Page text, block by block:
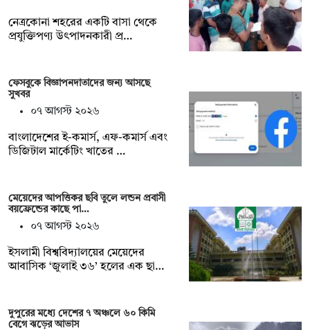
নেত্রকোনা শহরের একটি বাসা থেকে
প্রযুক্তিপণ্য উৎপাদনকারী প্র…
ফেসবুকে বিজ্ঞাপনদাতাদের জন্য আসছে
সুখবর
০৭ আগস্ট ২০২৬
বাংলাদেশের ই-কমার্স, এফ-কমার্স এবং
ডিজিটাল মার্কেটিং খাতের …
মেয়েদের আপত্তিকর ছবি তুলে লন্ডন প্রবাসী
বয়ফ্রেন্ডের কাছে পা…
০৭ আগস্ট ২০২৬
ইসলামী বিশ্ববিদ্যালয়ের মেয়েদের
আবাসিক ‘জুলাই ৩৬’ হলের এক ছা…
দুপুরের মধ্যে দেশের ৭ অঞ্চলে ৬০ কিমি
বেগে ঝড়ের আভাস